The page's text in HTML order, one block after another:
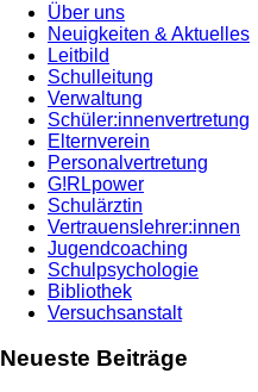
Über uns
Neuigkeiten & Aktuelles
Leitbild
Schulleitung
Verwaltung
Schüler:innenvertretung
Elternverein
Personalvertretung
G!RLpower
Schulärztin
Vertrauenslehrer:innen
Jugendcoaching
Schulpsychologie
Bibliothek
Versuchsanstalt
Neueste Beiträge